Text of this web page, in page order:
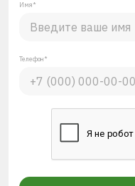
Имя*
Телефон*